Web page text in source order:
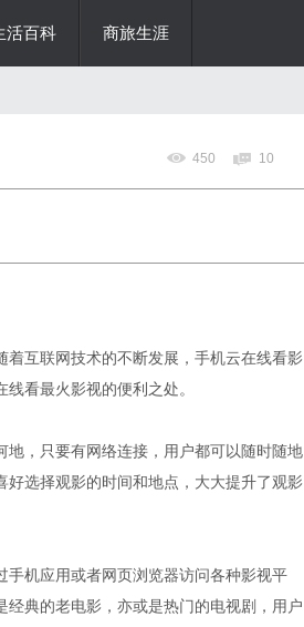
活百科 商旅生涯
450 10
互联网技术的不断发展，手机云在线看影
看最火影视的便利之处。
，只要有网络连接，用户都可以随时随地
选择观影的时间和地点，大大提升了观影
机应用或者网页浏览器访问各种影视平
典的老电影，亦或是热门的电视剧，用户